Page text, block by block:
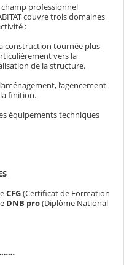
champ professionnel
couvre trois domaines
:
construction tournée plus
vers la
de la structure.
l’aménagement, l’agencement
finition.
équipements techniques
CFG(Certificat de Formation
DNB pro(Diplôme National